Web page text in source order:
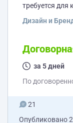
требуется для
предоставлю.
Дизайн и
за 5 дней
По
21
Опубликовано